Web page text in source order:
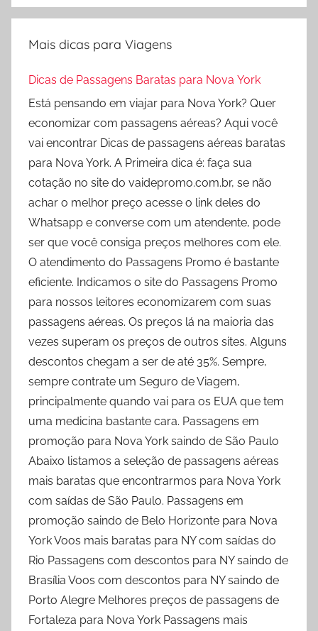
Mais dicas para Viagens
Dicas de Passagens Baratas para Nova York
Está pensando em viajar para Nova York? Quer
economizar com passagens aéreas? Aqui você
vai encontrar Dicas de passagens aéreas baratas
para Nova York. A Primeira dica é: faça sua
cotação no site do vaidepromo.com.br, se não
achar o melhor preço acesse o link deles do
Whatsapp e converse com um atendente, pode
ser que você consiga preços melhores com ele.
O atendimento do Passagens Promo é bastante
eficiente. Indicamos o site do Passagens Promo
para nossos leitores economizarem com suas
passagens aéreas. Os preços lá na maioria das
vezes superam os preços de outros sites. Alguns
descontos chegam a ser de até 35%. Sempre,
sempre contrate um Seguro de Viagem,
principalmente quando vai para os EUA que tem
uma medicina bastante cara. Passagens em
promoção para Nova York saindo de São Paulo
Abaixo listamos a seleção de passagens aéreas
mais baratas que encontrarmos para Nova York
com saídas de São Paulo. Passagens em
promoção saindo de Belo Horizonte para Nova
York Voos mais baratas para NY com saídas do
Rio Passagens com descontos para NY saindo de
Brasília Voos com descontos para NY saindo de
Porto Alegre Melhores preços de passagens de
Fortaleza para Nova York Passagens mais